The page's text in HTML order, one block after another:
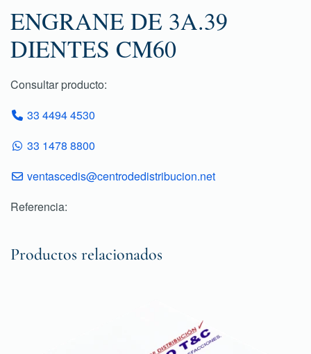
ENGRANE DE 3A.39
DIENTES CM60
Consultar producto:
33 4494 4530
33 1478 8800
ventascedis@centrodedistribucion.net
Referencia:
Productos relacionados